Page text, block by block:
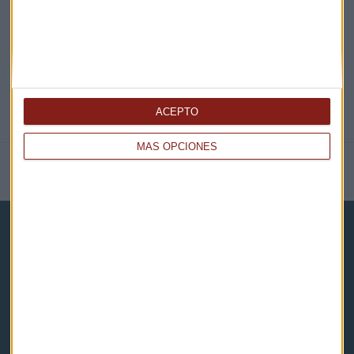
MÁS OPCIONES
ACEPTO